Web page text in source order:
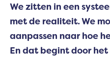
We zitten in een
met de realiteit. We
aanpassen naar hoe
En dat begint door